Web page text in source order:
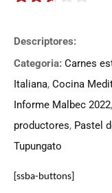
Descriptores:
Categoria: Carnes
Italiana, Cocina
Informe Malbec 2022,
productores, Pastel
Tupungato
[ssba-buttons]